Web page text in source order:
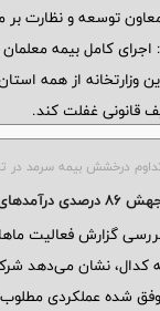
توسعه و نظارت بر
کامل بیمه
وزارتخانه از همه
قانونی غفلت کند.
درخشش بیمه سرمد در تیر
درصدی درآمدهای بیمه‌ای
کدال، نشان می‌دهد
شده عملکردی